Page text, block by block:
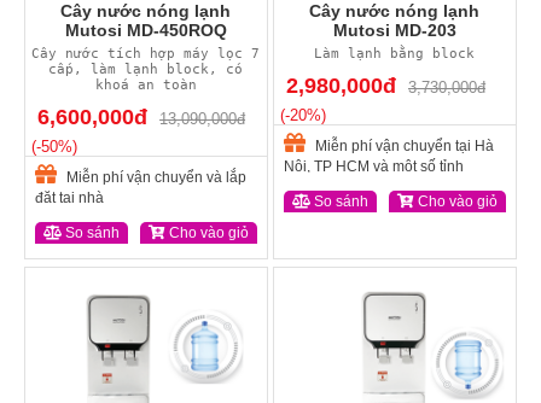
Cây nước nóng lạnh
Mutosi MD-450ROQ
Cây nước tích hợp máy lọc 7
cấp, làm lạnh block, có
khoá an toàn
6,600,000đ
13,090,000đ
(-50%)
Miễn phí vận chuyển và lắp
đặt tại nhà
So sánh Cho vào giỏ
Cây nước nóng lạnh
Mutosi MD-203
Làm lạnh bằng block
2,980,000đ
3,730,000đ
(-20%)
Miễn phí vận chuyển tại Hà
Nội, TP HCM và một số tỉnh
So sánh Cho vào giỏ